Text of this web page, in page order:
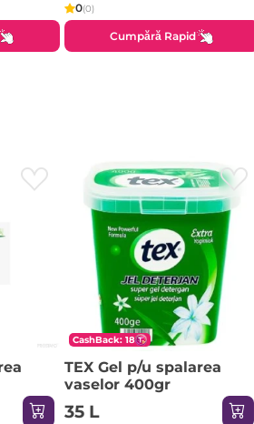
0(0)
Cumpără Rapid
CashBack: 18
TEX Gel p/u spalarea
vaselor 400gr
35 L